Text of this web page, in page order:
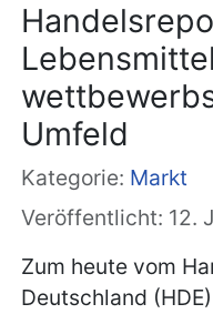
Umfeld
Kategorie: Markt
Veröffentlicht: 12.
Zum heute vom
Deutschland